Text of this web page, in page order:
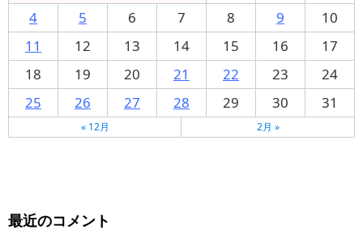
4
5 6 7 8 9
10
11
12 13 14 15 16
17
18
19 20 21 22 23
24
25
26 27 28 29 30 31
« 12月 2月 »
最近のコメント